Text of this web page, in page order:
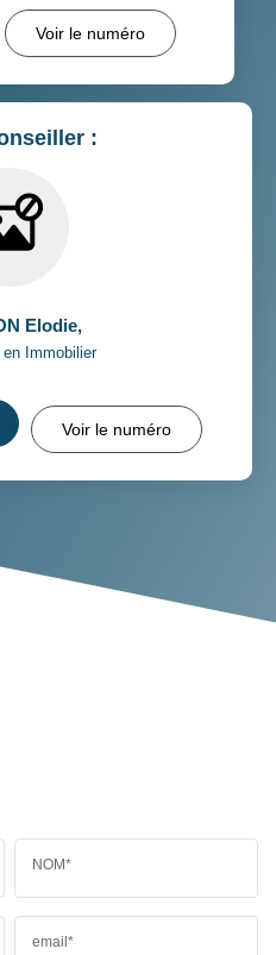
Voir le numéro
:
Elodie,
Immobilier
Voir le numéro
NOM*
email*